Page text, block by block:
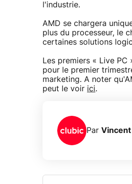
l'industrie.
AMD se chargera
plus du processeur, le
certaines solutions
Les premiers « Live
pour le premier
marketing. A noter
peut le voir ici.
Par Vincent